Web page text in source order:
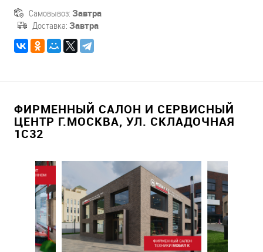
Самовывоз: Завтра
Доставка: Завтра
ФИРМЕННЫЙ САЛОН И СЕРВИСНЫЙ
ЦЕНТР Г.МОСКВА, УЛ. СКЛАДОЧНАЯ
1С32